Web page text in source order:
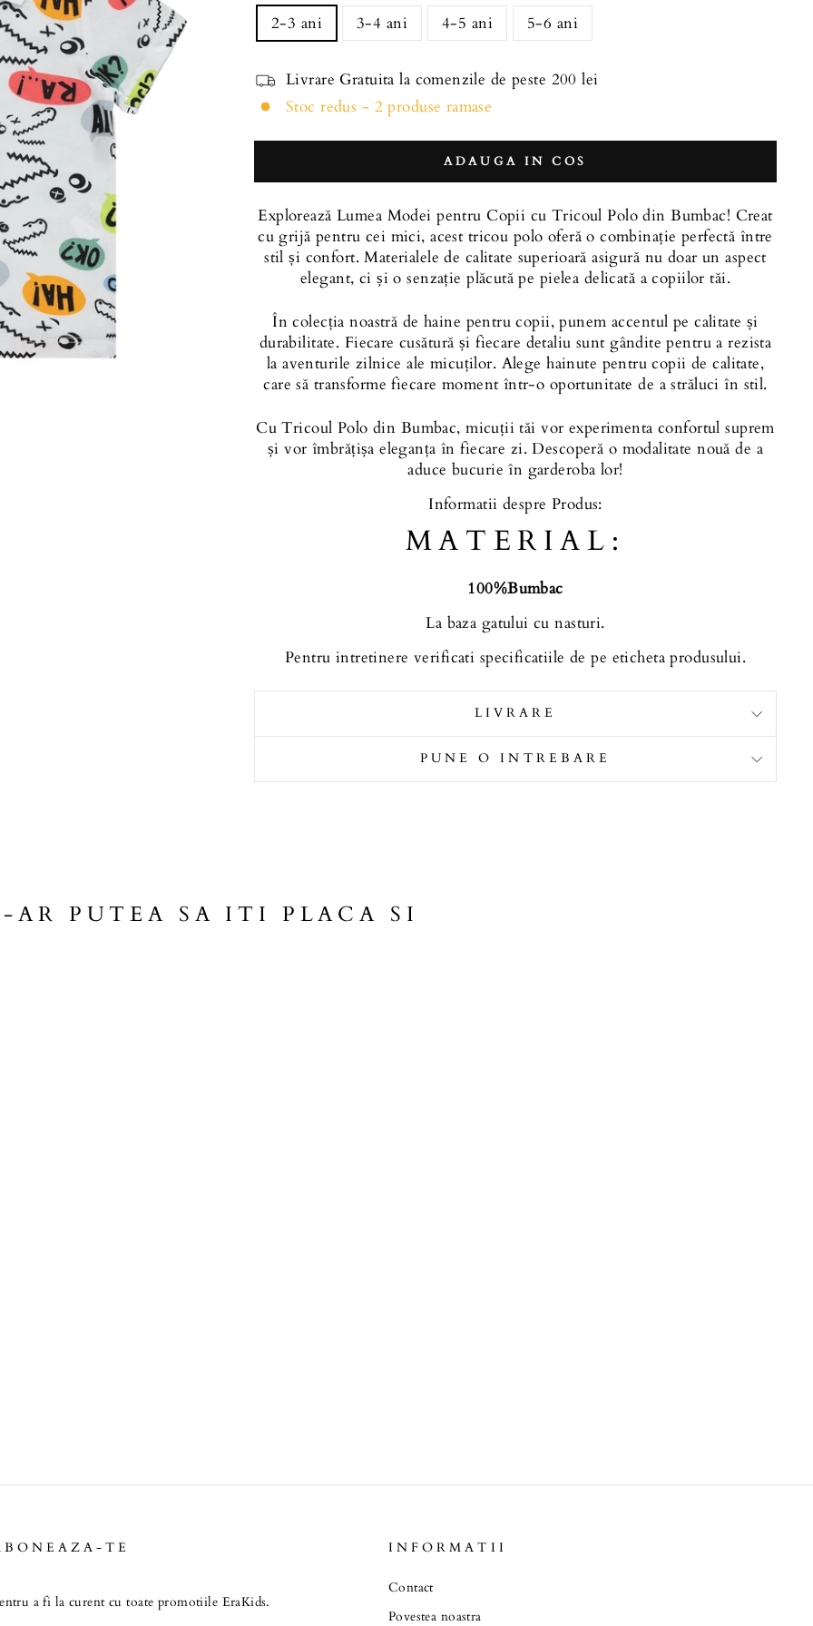
2-3 ani 3-4 ani 4-5 ani 5-6 ani
Livrare Gratuita la comenzile de peste 200 lei
Stoc redus - 2 produse ramase
ADAUGA IN COS
Explorează Lumea Modei pentru Copii cu Tricoul Polo din Bumbac! Creat
cu grijă pentru cei mici, acest tricou polo oferă o combinație perfectă între
stil și confort. Materialele de calitate superioară asigură nu doar un aspect
elegant, ci și o senzație plăcută pe pielea delicată a copiilor tăi.
În colecția noastră de haine pentru copii, punem accentul pe calitate și
durabilitate. Fiecare cusătură și fiecare detaliu sunt gândite pentru a rezista
la aventurile zilnice ale micuților. Alege hainute pentru copii de calitate,
care să transforme fiecare moment într-o oportunitate de a străluci în stil.
Cu Tricoul Polo din Bumbac, micuții tăi vor experimenta confortul suprem
și vor îmbrățișa eleganța în fiecare zi. Descoperă o modalitate nouă de a
aduce bucurie în garderoba lor!
Informatii despre Produs:
MATERIAL:
100%Bumbac
La baza gatului cu nasturi.
Pentru intretinere verificati specificatiile de pe eticheta produsului.
LIVRARE
PUNE O INTREBARE
AR PUTEA SA ITI PLACA SI
TE
a fi la curent cu toate promotiile EraKids.
INFORMATII
Contact
Povestea noastra